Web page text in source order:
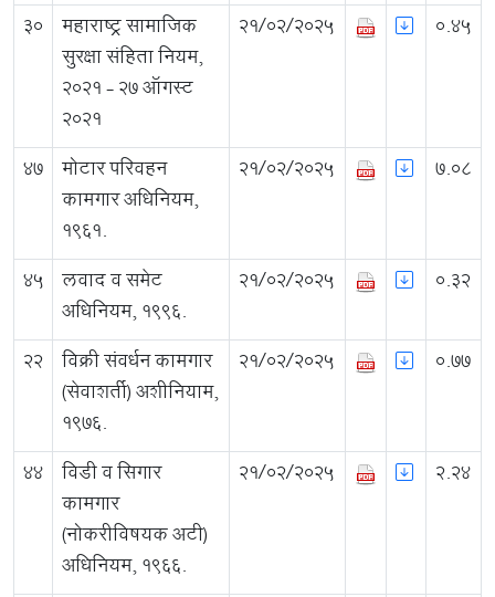
30 महाराष्ट्र सामाजिक
सुरक्षा संहिता नियम,
२०२१ - २७ ऑगस्ट
२०२१
21/02/2025 0.45
47 मोटार परिवहन
कामगार अधिनियम,
१९६१.
21/02/2025 7.08
45 लवाद व समेट
अधिनियम, १९९६.
21/02/2025 0.32
22 विक्री संवर्धन कामगार
(सेवाशर्ती) अशीनियाम,
१९७६.
21/02/2025 0.77
44 विडी व सिगार
कामगार
(नोकरीविषयक अटी)
अधिनियम, १९६६.
21/02/2025 2.24